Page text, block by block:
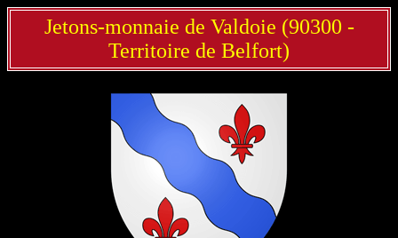
Jetons-monnaie de Valdoie (90300 -
Territoire de Belfort)